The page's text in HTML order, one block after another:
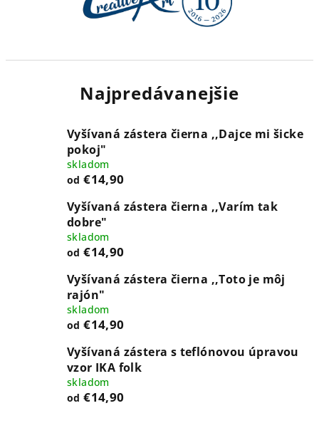
Najpredávanejšie
Vyšívaná zástera čierna ,,Dajce mi šicke
pokoj"
skladom
od €14,90
Vyšívaná zástera čierna ,,Varím tak
dobre"
skladom
od €14,90
Vyšívaná zástera čierna ,,Toto je môj
rajón"
skladom
od €14,90
Vyšívaná zástera s teflónovou úpravou
vzor IKA folk
skladom
od €14,90